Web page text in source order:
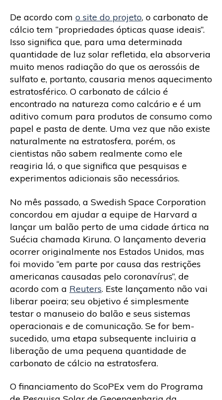
De acordo com o site do projeto, o carbonato de
cálcio tem “propriedades ópticas quase ideais”.
Isso significa que, para uma determinada
quantidade de luz solar refletida, ela absorveria
muito menos radiação do que os aerossóis de
sulfato e, portanto, causaria menos aquecimento
estratosférico. O carbonato de cálcio é
encontrado na natureza como calcário e é um
aditivo comum para produtos de consumo como
papel e pasta de dente. Uma vez que não existe
naturalmente na estratosfera, porém, os
cientistas não sabem realmente como ele
reagiria lá, o que significa que pesquisas e
experimentos adicionais são necessários.
No mês passado, a Swedish Space Corporation
concordou em ajudar a equipe de Harvard a
lançar um balão perto de uma cidade ártica na
Suécia chamada Kiruna. O lançamento deveria
ocorrer originalmente nos Estados Unidos, mas
foi movido “em parte por causa das restrições
americanas causadas pelo coronavírus”, de
acordo com a Reuters. Este lançamento não vai
liberar poeira; seu objetivo é simplesmente
testar o manuseio do balão e seus sistemas
operacionais e de comunicação. Se for bem-
sucedido, uma etapa subsequente incluiria a
liberação de uma pequena quantidade de
carbonato de cálcio na estratosfera.
O financiamento do ScoPEx vem do Programa